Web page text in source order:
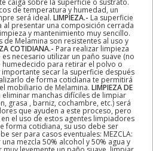
de temperatura y humedad, un
será ideal. LIMPIEZA.- La superficie
al presentar una composición cerrada
y mantenimiento muy sencillo.
Melamina son resistentes al uso y
COTIDIANA.- Para realizar limpieza
necesario utilizar un paño suave (no
humedecido para retirar el polvo o
secar la superficie después
de forma cotidiana te permitirá
mobiliario de Melamina. LIMPIEZA DE
eliminar manchas difíciles de limpiar
grasa , barniz, cochambre, etc.) será
que ayuden a este proceso, pero
el uso de estos agentes limpiadores
forma cotidiana, su uso debe ser
ser para casos eventuales: MEZCLA:
una mezcla 50% alcohol y 50% agua y